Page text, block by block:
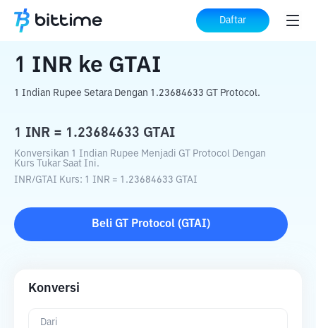
Daftar
Beranda Konverter Kripto ke GTAI
1 INR ke GTAI
1 Indian Rupee Setara Dengan 1.23684633 GT Protocol.
1 INR = 1.23684633 GTAI
Konversikan 1 Indian Rupee Menjadi GT Protocol Dengan
Kurs Tukar Saat Ini.
INR/GTAI Kurs: 1 INR = 1.23684633 GTAI
Beli GT Protocol (GTAI)
Konversi
Dari